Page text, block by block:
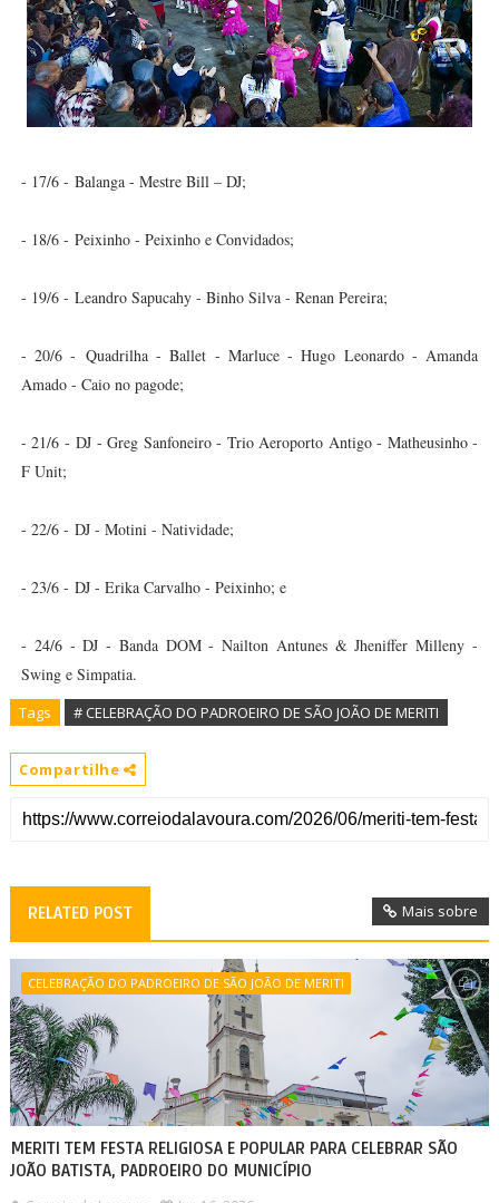
- 17/6 - Balanga - Mestre Bill – DJ;
- 18/6 - Peixinho - Peixinho e Convidados;
- 19/6 - Leandro Sapucahy - Binho Silva - Renan Pereira;
- 20/6 - Quadrilha - Ballet - Marluce - Hugo Leonardo - Amanda
Amado - Caio no pagode;
- 21/6 -DJ - Greg Sanfoneiro - Trio Aeroporto Antigo - Matheusinho -
F Unit;
- 22/6 - DJ - Motini - Natividade;
- 23/6 - DJ - Erika Carvalho - Peixinho; e
- 24/6 - DJ - Banda DOM - Nailton Antunes & Jheniffer Milleny -
Swing e Simpatia.
Tags # CELEBRAÇÃO DO PADROEIRO DE SÃO JOÃO DE MERITI
Compartilhe
RELATED POST Mais sobre
CELEBRAÇÃO DO PADROEIRO DE SÃO JOÃO DE MERITI
MERITI TEM FESTA RELIGIOSA E POPULAR PARA CELEBRAR SÃO
JOÃO BATISTA, PADROEIRO DO MUNICÍPIO